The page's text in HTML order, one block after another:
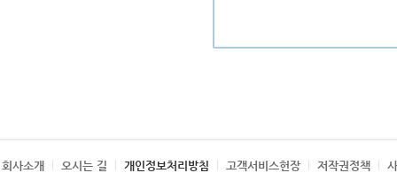
회사소개 오시는 길 개인정보처리방침 고객서비스헌장 저작권정책